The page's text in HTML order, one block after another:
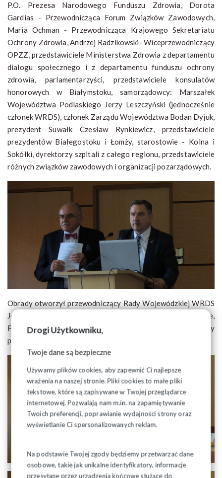
Drogi Użytkowniku,
Twoje dane są bezpieczne
Używamy plików cookies, aby zapewnić Ci najlepsze
wrażenia na naszej stronie. Pliki cookies to małe pliki
tekstowe, które są zapisywane w Twojej przeglądarce
internetowej. Pozwalają nam m.in. na zapamiętywanie
Twoich preferencji, poprawianie wydajności strony oraz
wyświetlanie Ci spersonalizowanych reklam.
Na podstawie Twojej zgody będziemy przetwarzać dane
osobowe, takie jak unikalne identyfikatory, informacje
przesyłane przez urządzenia końcowe służące do
P.O. Prezesa Narodowego Funduszu Zdrowia, Dorota
Gardias - Przewodnicząca Forum Związków Zawodowych,
Maria Ochman - Przewodnicząca Krajowego Sekretariatu
Ochrony Zdrowia, Andrzej Radzikowski- Wiceprzewodniczący
OPZZ, przedstawiciele Ministerstwa Zdrowia z departamentu
dialogu społecznego i z departamentu funduszu ochrony
zdrowia, parlamentarzyści, przedstawiciele konsulatów
honorowych w Białymstoku, samorządowcy: Marszałek
Województwa Podlaskiego Jerzy Leszczyński (jednocześnie
członek WRDS), członek Zarządu Województwa Bodan Dyjuk,
prezydent Suwałk Czesław Rynkiewicz, przedstawiciele
prezydentów Białegostoku i Łomży, starostowie - Kolna i
Sokółki, dyrektorzy szpitali z całego regionu, przedstawiciele
różnych związków zawodowych i organizacji pozarządowych.
Obrady otworzył przewodniczący Rady Wojewódzkiej WRDS
Józef Mozolewski i oddał głos Piotrowi Dudzie,
Przewodniczącemu Rady Dialogu Społecznego, który
przypomniał historię ukonstytuowania się rady.